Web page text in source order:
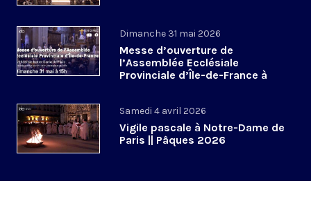
Dimanche 31 mai 2026
Messe d’ouverture de
l’Assemblée Ecclésiale
Provinciale d’Île-de-France à
Samedi 4 avril 2026
Vigile pascale à Notre-Dame de
Paris || Pâques 2026